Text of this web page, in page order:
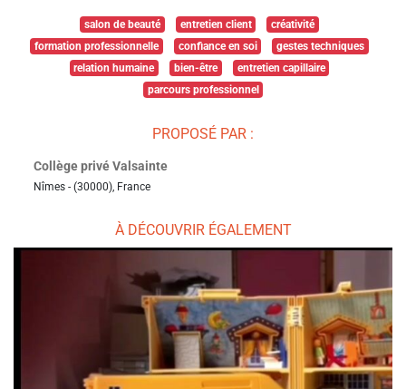
salon de beauté entretien client
créativité
formation professionnelle
confiance en soi
gestes techniques
relation humaine
bien-être
entretien capillaire
parcours professionnel
PROPOSÉ PAR :
Collège privé Valsainte
Nîmes - (30000), France
À DÉCOUVRIR ÉGALEMENT